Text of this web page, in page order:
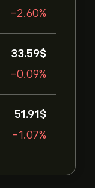
-2.60%
33.59‎$‎
-0.09%
51.91‎$‎
-1.07%